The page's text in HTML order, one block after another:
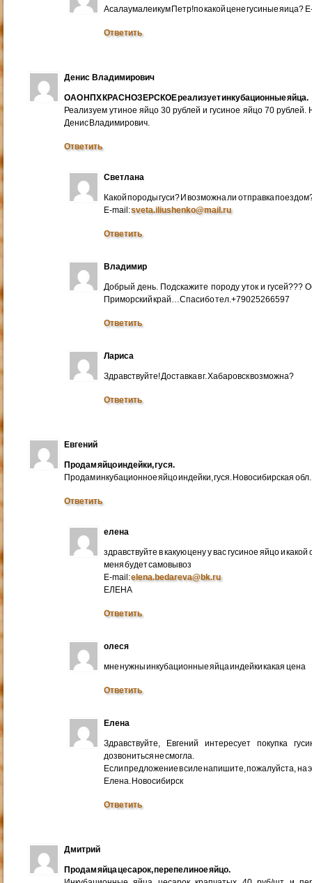
Асалаумалеикум Петр!по какой цене гусиные яица?
Ответить
Денис Владимирович
ОАО НПХ КРАСНОЗЕРСКОЕ реализует инкубационные яйца.
Реализуем утиное яйцо 30 рублей и гусиное яйцо 70
Денис Владимирович.
Ответить
Светлана
Какой породы гуси? И возможна ли отправка
E-mail:sveta.iliushenko@mail.ru
Ответить
Владимир
Добрый день. Подскажите породу уток и гусей???
Приморский край…Спасибо тел.+79025266597
Ответить
Лариса
Здравствуйте! Доставка в г. Хабаровск возможна?
Ответить
Евгений
Продам яйцо индейки, гуся.
Продам инкубационное яйцо индейки, гуся. Новосибирская
Ответить
елена
здравствуйте в какую цену у вас гусиное яйцо и
меня будет самовывоз
E-mail:elena.bedareva@bk.ru
ЕЛЕНА
Ответить
олеся
мне нужны инкубационные яйца индейки какая цена
Ответить
Елена
Здравствуйте, Евгений интересует покупка
дозвониться не смогла.
Если предложение в силе напишите, пожалуйста, на
Елена. Новосибирск
Ответить
Дмитрий
Продам яйца цесарок, перепелиное яйцо.